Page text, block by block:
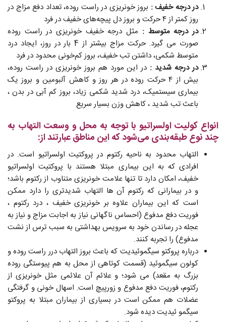
در درجه خفیف : بروز خونریزی در راست روده، تعداد دفع مزاج در
روز کمتر از ۴ حرکت و بروز دل پیچه‌های خفیف در فرد
در درجه متوسط : مثل درجه خفیف خونریزی در راست روده
صورت می گیرد. حرکت مزاج بیشتر از 4 بار در روز، ایجاد درد
متوسط شکمی، داشتن تب خفیف، بروز کم‌خونی محدود در فرد
در درجه شدید : در این مورد هم بروز خونریزی در راست روده،
بیش از ۴ حرکت روده در هر روز و کاهش آلبومین و بروز یک
بیماری سیستمیک، درد شدید شکمی زیاد، بروز کم آبی در بدن ،
باعث تب شدید ، کاهش وزن بسیار سریع
انواع کولیت اولسراتیو با توجه به محل و وسعت التهاب به
چند نوع طبقه‌بندی می‌شود که این مناطق عبارتند از:
التهاب محدود به ناحیه رکتوم در پروکتیت اولسراتیو است. در
افرادی که به این بیماری مبتلا هستند با پروکتیت اولسراتیو
خفیف، امکان دارد تا تنها علامت خونریزی متناوب از رکتوم باشد؛
و در بیمارانی که رکتوم آن ها التهاب شدید‌تری را دارد ممکن
است که این بیماران علاوه بر خونریزی خفیف ، درد رکتوم ،
فوریت دفع مدفوع (احساس ناگهانی نیاز به اجابت مزاج و نیاز به
عجله در رساندن خود به سرویس بهداشتی به سبب ترس از نشت
مدفوع) را تجربه کنند.
درباره پروكتو سيگموئيديت که باعث بروز التهاب درر راست روده و
کولون سیگموئید (قسمت کوتاهی از محل به هم پیوستگی روده
بزرگ به مقعد) می شود؛ و علائم آن علائمی مثل خونریزی از
رکتوم، فوریت دفع مدفوع و زورپیچ است. اسهال خونی و گرفتگی
عضلات هم ممکن است در بسیاری از بیماران مبتلا به پروكتو
سيگمو ئيديت دیده شود.